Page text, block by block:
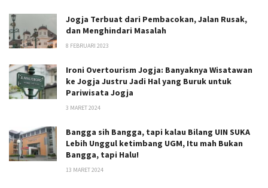
Jogja Terbuat dari Pembacokan, Jalan Rusak,
dan Menghindari Masalah
8 FEBRUARI 2023
Ironi Overtourism Jogja: Banyaknya Wisatawan
ke Jogja Justru Jadi Hal yang Buruk untuk
Pariwisata Jogja
3 MARET 2024
Bangga sih Bangga, tapi kalau Bilang UIN SUKA
Lebih Unggul ketimbang UGM, Itu mah Bukan
Bangga, tapi Halu!
13 MARET 2024